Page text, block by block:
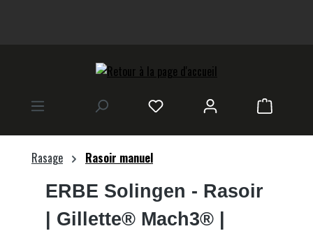
Le
Rasage Rasoir manuel
ERBE Solingen - Rasoir
| Gillette® Mach3® |